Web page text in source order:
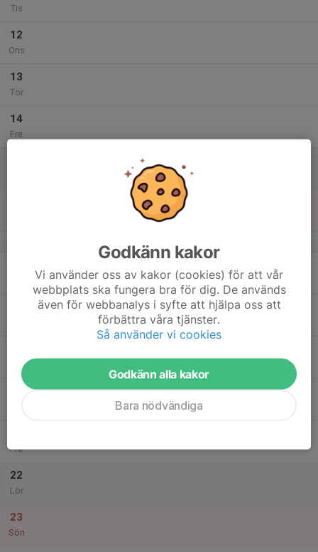
Tis
12
Ons
13
Tor
14
Fre
Ons
Fre
22
Lör
23
Sön
Godkänn kakor
Vi använder oss av kakor (cookies) för att vår
webbplats ska fungera bra för dig. De används
även för webbanalys i syfte att hjälpa oss att
förbättra våra tjänster.
Så använder vi cookies
Godkänn alla kakor
Bara nödvändiga